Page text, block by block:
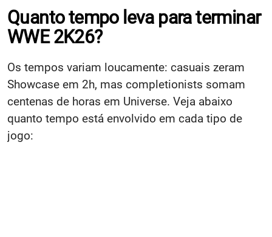
Quanto tempo leva para terminar
WWE 2K26?
Os tempos variam loucamente: casuais zeram
Showcase em 2h, mas completionists somam
centenas de horas em Universe. Veja abaixo
quanto tempo está envolvido em cada tipo de
jogo: